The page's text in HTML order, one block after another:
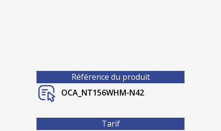
Référence du produit
OCA_NT156WHM-N42
Tarif